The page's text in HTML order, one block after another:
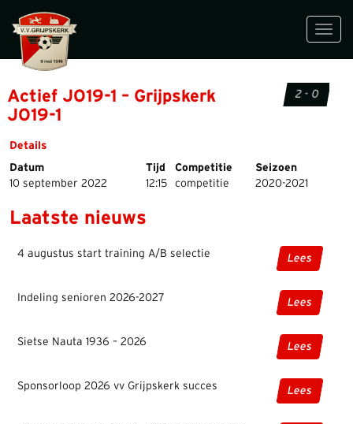
Actief JO19-1 – Grijpskerk
JO19-1
2 - 0
Details
Datum
Tijd Competitie
Seizoen
10 september 2022
12:15 competitie 2020-2021
Laatste nieuws
4 augustus start training A/B selectie Lees
Indeling senioren 2026-2027 Lees
Sietse Nauta 1936 – 2026 Lees
Sponsorloop 2026 vv Grijpskerk succes Lees